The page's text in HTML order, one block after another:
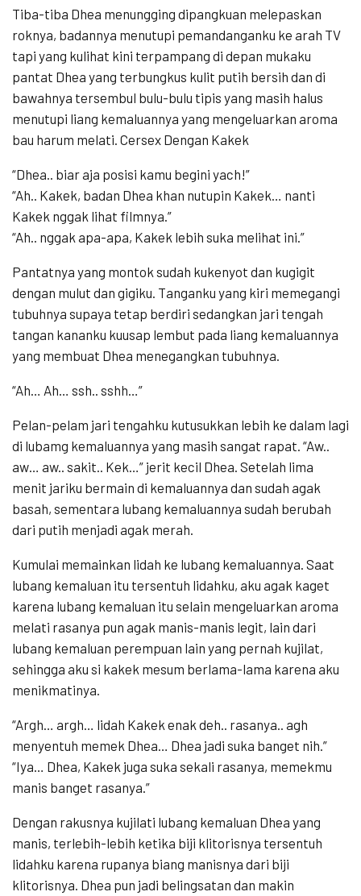
Tiba-tiba Dhea menungging dipangkuan melepaskan
roknya, badannya menutupi pemandanganku ke arah TV
tapi yang kulihat kini terpampang di depan mukaku
pantat Dhea yang terbungkus kulit putih bersih dan di
bawahnya tersembul bulu-bulu tipis yang masih halus
menutupi liang kemaluannya yang mengeluarkan aroma
bau harum melati. Cersex Dengan Kakek
“Dhea.. biar aja posisi kamu begini yach!”
“Ah.. Kakek, badan Dhea khan nutupin Kakek… nanti
Kakek nggak lihat filmnya.”
“Ah.. nggak apa-apa, Kakek lebih suka melihat ini.”
Pantatnya yang montok sudah kukenyot dan kugigit
dengan mulut dan gigiku. Tanganku yang kiri memegangi
tubuhnya supaya tetap berdiri sedangkan jari tengah
tangan kananku kuusap lembut pada liang kemaluannya
yang membuat Dhea menegangkan tubuhnya.
“Ah… Ah… ssh.. sshh…”
Pelan-pelam jari tengahku kutusukkan lebih ke dalam lagi
di lubamg kemaluannya yang masih sangat rapat. “Aw..
aw… aw.. sakit.. Kek…” jerit kecil Dhea. Setelah lima
menit jariku bermain di kemaluannya dan sudah agak
basah, sementara lubang kemaluannya sudah berubah
dari putih menjadi agak merah.
Kumulai memainkan lidah ke lubang kemaluannya. Saat
lubang kemaluan itu tersentuh lidahku, aku agak kaget
karena lubang kemaluan itu selain mengeluarkan aroma
melati rasanya pun agak manis-manis legit, lain dari
lubang kemaluan perempuan lain yang pernah kujilat,
sehingga aku si kakek mesum berlama-lama karena aku
menikmatinya.
“Argh… argh… lidah Kakek enak deh.. rasanya.. agh
menyentuh memek Dhea… Dhea jadi suka banget nih.”
“Iya… Dhea, Kakek juga suka sekali rasanya, memekmu
manis banget rasanya.”
Dengan rakusnya kujilati lubang kemaluan Dhea yang
manis, terlebih-lebih ketika biji klitorisnya tersentuh
lidahku karena rupanya biang manisnya dari biji
klitorisnya. Dhea pun jadi belingsatan dan makin